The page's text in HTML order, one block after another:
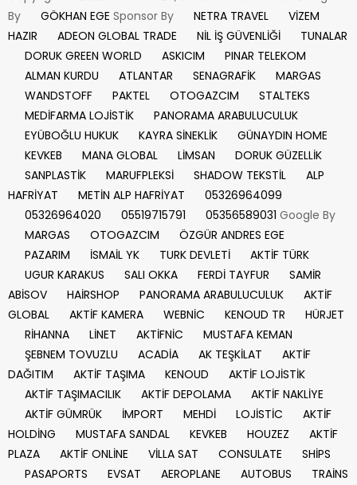
By
GÖKHAN EGE Sponsor By NETRA TRAVEL
VİZEM
HAZIR
ADEON GLOBAL TRADE NİL İŞ GÜVENLİĞİ
TUNALAR
DORUK GREEN WORLD
ASKICIM
PINAR TELEKOM
ALMAN KURDU
ATLANTAR SENAGRAFİK
MARGAS
WANDSTOFF
PAKTEL OTOGAZCIM
STALTEKS
MEDİFARMA LOJİSTİK
PANORAMA ARABULUCULUK
EYÜBOĞLU HUKUK
KAYRA SİNEKLİK
GÜNAYDIN HOME
KEVKEB
MANA GLOBAL LİMSAN
DORUK GÜZELLİK
SANPLASTİK
MARUFPLEKSİ SHADOW TEKSTİL
ALP
HAFRİYAT
METİN ALP HAFRİYAT
05326964099
05326964020
05519715791 05356589031 Google By
MARGAS
OTOGAZCIM
ÖZGÜR ANDRES EGE
PAZARIM
İSMAİL YK TURK DEVLETİ
AKTİF TÜRK
UGUR KARAKUS
SALI OKKA FERDİ TAYFUR
SAMİR
ABİSOV
HAİRSHOP PANORAMA ARABULUCULUK
AKTİF
GLOBAL
AKTİF KAMERA WEBNİC KENOUD TR
HÜRJET
RİHANNA
LİNET AKTİFNİC
MUSTAFA KEMAN
ŞEBNEM TOVUZLU
ACADİA AK TEŞKİLAT
AKTİF
DAĞITIM
AKTİF TAŞIMA KENOUD
AKTİF LOJİSTİK
AKTİF TAŞIMACILIK
AKTİF DEPOLAMA
AKTİF NAKLİYE
AKTİF GÜMRÜK
İMPORT MEHDİ LOJİSTİC
AKTİF
HOLDİNG
MUSTAFA SANDAL KEVKEB HOUZEZ
AKTİF
PLAZA
AKTİF ONLİNE VİLLA SAT CONSULATE
SHİPS
PASAPORTS
EVSAT AEROPLANE AUTOBUS
TRAİNS